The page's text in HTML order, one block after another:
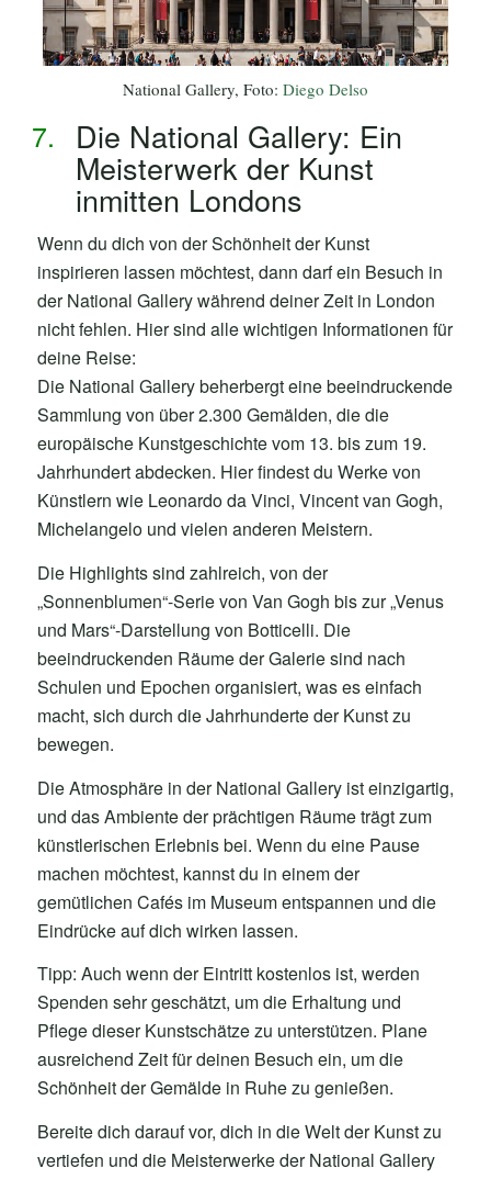
National Gallery, Foto: Diego Delso
Die National Gallery: Ein
Meisterwerk der Kunst
inmitten Londons
Wenn du dich von der Schönheit der Kunst
inspirieren lassen möchtest, dann darf ein Besuch in
der National Gallery während deiner Zeit in London
nicht fehlen. Hier sind alle wichtigen Informationen für
deine Reise:
Die National Gallery beherbergt eine beeindruckende
Sammlung von über 2.300 Gemälden, die die
europäische Kunstgeschichte vom 13. bis zum 19.
Jahrhundert abdecken. Hier findest du Werke von
Künstlern wie Leonardo da Vinci, Vincent van Gogh,
Michelangelo und vielen anderen Meistern.
Die Highlights sind zahlreich, von der
„Sonnenblumen“-Serie von Van Gogh bis zur „Venus
und Mars“-Darstellung von Botticelli. Die
beeindruckenden Räume der Galerie sind nach
Schulen und Epochen organisiert, was es einfach
macht, sich durch die Jahrhunderte der Kunst zu
bewegen.
Die Atmosphäre in der National Gallery ist einzigartig,
und das Ambiente der prächtigen Räume trägt zum
künstlerischen Erlebnis bei. Wenn du eine Pause
machen möchtest, kannst du in einem der
gemütlichen Cafés im Museum entspannen und die
Eindrücke auf dich wirken lassen.
Tipp: Auch wenn der Eintritt kostenlos ist, werden
Spenden sehr geschätzt, um die Erhaltung und
Pflege dieser Kunstschätze zu unterstützen. Plane
ausreichend Zeit für deinen Besuch ein, um die
Schönheit der Gemälde in Ruhe zu genießen.
Bereite dich darauf vor, dich in die Welt der Kunst zu
vertiefen und die Meisterwerke der National Gallery